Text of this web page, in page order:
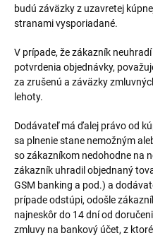
budú záväzky z uzavretej
stranami vysporiadané.
V prípade, že zákazník
potvrdenia objednávky,
za zrušenú a záväzky
lehoty.
Dodávateľ má ďalej právo od
sa plnenie stane nemožným
so zákazníkom nedohodne na
zákazník uhradil objednaný
GSM banking a pod.) a
prípade odstúpi, odošle
najneskôr do 14 dní od
zmluvy na bankový účet, z